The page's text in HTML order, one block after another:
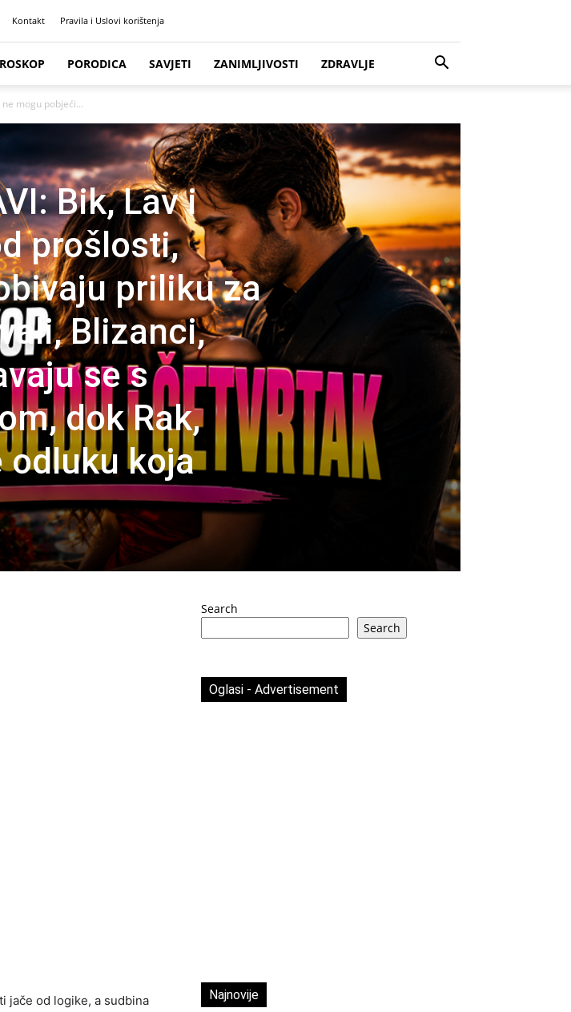
Kontakt Pravila i Uslovi korištenja
PORODICA SAVJETI ZANIMLJIVOSTI ZDRAVLJE
ne mogu pobjeći...
Bik, Lav i
prošlosti,
priliku za
Blizanci,
se s
dok Rak,
odluku koja
jače od logike, a sudbina
Search
Search
Oglasi - Advertisement
Najnovije